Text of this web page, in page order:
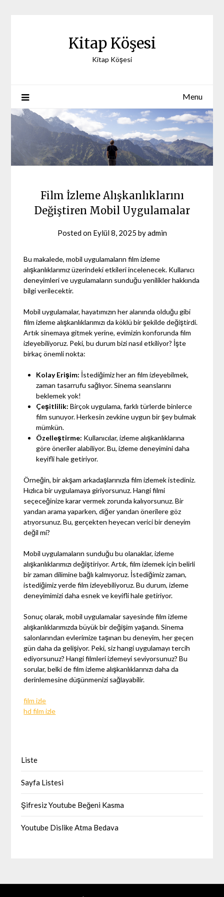
Kitap Köşesi
Kitap Köşesi
Menu
Film İzleme Alışkanlıklarını
Değiştiren Mobil Uygulamalar
Posted on Eylül 8, 2025 byadmin
Bu makalede, mobil uygulamaların film izleme
alışkanlıklarımız üzerindeki etkileri incelenecek. Kullanıcı
deneyimleri ve uygulamaların sunduğu yenilikler hakkında
bilgi verilecektir.
Mobil uygulamalar, hayatımızın her alanında olduğu gibi
film izleme alışkanlıklarımızı da köklü bir şekilde değiştirdi.
Artık sinemaya gitmek yerine, evimizin konforunda film
izleyebiliyoruz. Peki, bu durum bizi nasıl etkiliyor? İşte
birkaç önemli nokta:
Kolay Erişim: İstediğimiz her an film izleyebilmek,
zaman tasarrufu sağlıyor. Sinema seanslarını
beklemek yok!
Çeşitlilik: Birçok uygulama, farklı türlerde binlerce
film sunuyor. Herkesin zevkine uygun bir şey bulmak
mümkün.
Özelleştirme: Kullanıcılar, izleme alışkanlıklarına
göre öneriler alabiliyor. Bu, izleme deneyimini daha
keyifli hale getiriyor.
Örneğin, bir akşam arkadaşlarınızla film izlemek istediniz.
Hızlıca bir uygulamaya giriyorsunuz. Hangi filmi
seçeceğinize karar vermek zorunda kalıyorsunuz. Bir
yandan arama yaparken, diğer yandan önerilere göz
atıyorsunuz. Bu, gerçekten heyecan verici bir deneyim
değil mi?
Mobil uygulamaların sunduğu bu olanaklar, izleme
alışkanlıklarımızı değiştiriyor. Artık, film izlemek için belirli
bir zaman dilimine bağlı kalmıyoruz. İstediğimiz zaman,
istediğimiz yerde film izleyebiliyoruz. Bu durum, izleme
deneyimimizi daha esnek ve keyifli hale getiriyor.
Sonuç olarak, mobil uygulamalar sayesinde film izleme
alışkanlıklarımızda büyük bir değişim yaşandı. Sinema
salonlarından evlerimize taşınan bu deneyim, her geçen
gün daha da gelişiyor. Peki, siz hangi uygulamayı tercih
ediyorsunuz? Hangi filmleri izlemeyi seviyorsunuz? Bu
sorular, belki de film izleme alışkanlıklarınızı daha da
derinlemesine düşünmenizi sağlayabilir.
film izle
hd film izle
Liste
Sayfa Listesi
Şifresiz Youtube Beğeni Kasma
Youtube Dislike Atma Bedava